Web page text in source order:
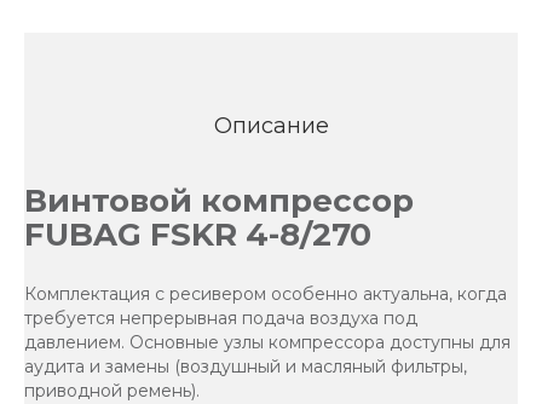
Описание
Винтовой компрессор
FUBAG FSKR 4-8/270
Комплектация с ресивером особенно актуальна, когда
требуется непрерывная подача воздуха под
давлением. Основные узлы компрессора доступны для
аудита и замены (воздушный и масляный фильтры,
приводной ремень).